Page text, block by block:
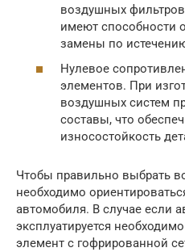
воздушных
имеют способности
замены по
Нулевое
элементов. При
воздушных систем
составы, что
износостойкость
Чтобы правильно выбрать
необходимо
автомобиля. В случае если
эксплуатируется
элемент с гофрированной